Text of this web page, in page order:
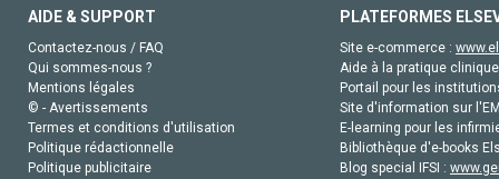
AIDE & SUPPORT
Contactez-nous / FAQ
Qui sommes-nous ?
Mentions légales
© - Avertissements
Termes et conditions d'utilisation
Politique rédactionnelle
Politique publicitaire
PLATEFORMES
Site e-commerce :
Aide à la pratique
Portail pour les
Site d'information sur
E-learning pour les
Bibliothèque d'e-books
Blog special IFSI :